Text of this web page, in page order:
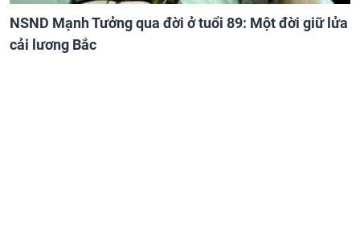
NSND Mạnh Tưởng qua đời ở tuổi 89: Một đời giữ lửa
cải lương Bắc